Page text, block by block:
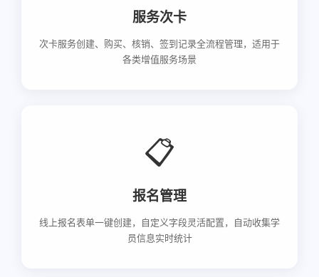
服务次卡
次卡服务创建、购买、核销、签到记录全流程管理，适用于
各类增值服务场景
📋
报名管理
线上报名表单一键创建，自定义字段灵活配置，自动收集学
员信息实时统计